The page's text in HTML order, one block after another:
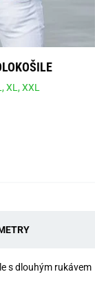
XL,XXL
s dlouhým rukávem